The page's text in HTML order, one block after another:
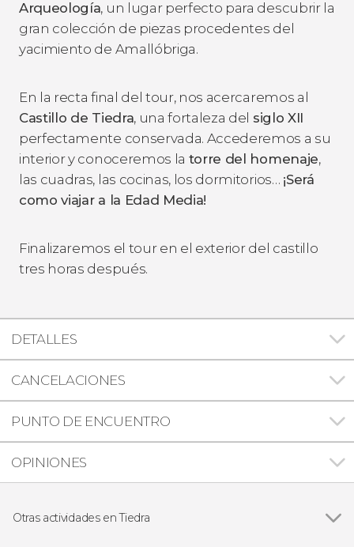
Arqueología, un lugar perfecto para descubrir la
gran colección de piezas procedentes del
yacimiento de Amallóbriga.
En la recta final del tour, nos acercaremos al
Castillo de Tiedra, una fortaleza del siglo XII
perfectamente conservada. Accederemos a su
interior y conoceremos la torre del homenaje,
las cuadras, las cocinas, los dormitorios… ¡Será
como viajar a la Edad Media!
Finalizaremos el tour en el exterior del castillo
tres horas después.
DETALLES
CANCELACIONES
PUNTO DE ENCUENTRO
OPINIONES
Otras actividades en Tiedra